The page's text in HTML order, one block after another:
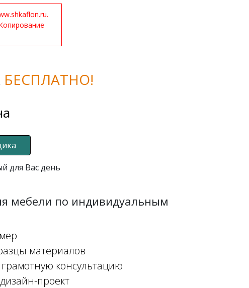
БЕСПЛАТНО!
для Вас день
мебели по индивидуальным
материалов
консультацию
проект